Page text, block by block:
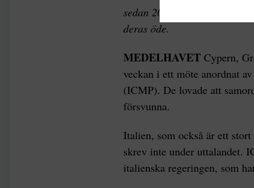
sedan 2014. Nu lovar flera
deras öde.
MEDELHAVET Cypern,
veckan i ett möte anordnat
(ICMP). De lovade att
försvunna.
Italien, som också är ett
skrev inte under uttalandet.
italienska regeringen, som